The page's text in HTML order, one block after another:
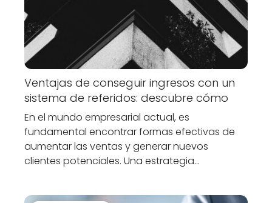
Ventajas de conseguir ingresos con un
sistema de referidos: descubre cómo
En el mundo empresarial actual, es
fundamental encontrar formas efectivas de
aumentar las ventas y generar nuevos
clientes potenciales. Una estrategia…